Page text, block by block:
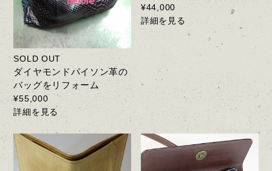
SOLD OUT
ダイヤモンドパイソン革の
バッグをリフォーム
¥55,000
詳細を見る
¥44,000
詳細を見る